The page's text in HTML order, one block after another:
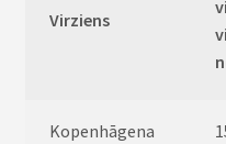
Virziens
Kopenhāgena